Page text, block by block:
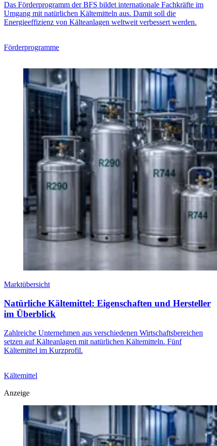
Das Förderprogramm der BFS bildet internationale Fachkräfte im
Umgang mit natürlichen Kältemitteln aus. Damit soll die
Energieeffizienz von Kälteanlagen weltweit verbessert werden.
Förderprogramme
Marktübersicht
Natürliche Kältemittel: Eigenschaften und Hersteller
im Überblick
Zahlreiche Unternehmen aus verschiedenen Wirtschaftsbereichen
setzen auf Kälteanlagen mit natürlichen Kältemitteln. Fünf
Kältemittel im Kurzprofil.
Kältemittel
Anzeige